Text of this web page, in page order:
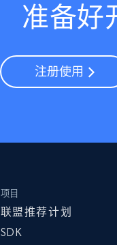
准备好
注册使用
项目
联盟推荐计划
SDK